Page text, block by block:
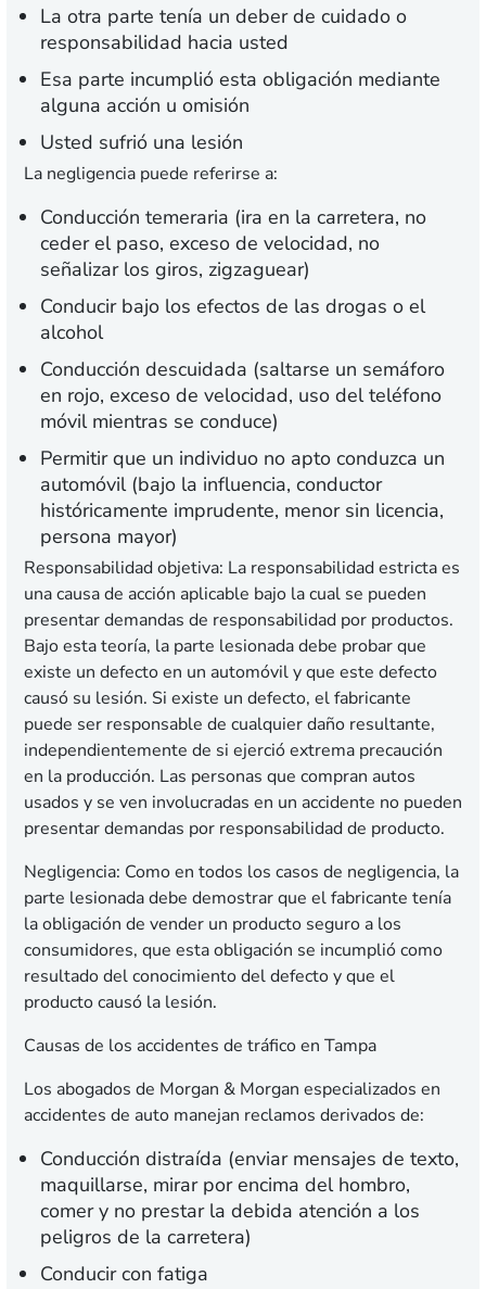
La otra parte tenía un deber de cuidado o
responsabilidad hacia usted
Esa parte incumplió esta obligación mediante
alguna acción u omisión
Usted sufrió una lesión
La negligencia puede referirse a:
Conducción temeraria (ira en la carretera, no
ceder el paso, exceso de velocidad, no
señalizar los giros, zigzaguear)
Conducir bajo los efectos de las drogas o el
alcohol
Conducción descuidada (saltarse un semáforo
en rojo, exceso de velocidad, uso del teléfono
móvil mientras se conduce)
Permitir que un individuo no apto conduzca un
automóvil (bajo la influencia, conductor
históricamente imprudente, menor sin licencia,
persona mayor)
Responsabilidad objetiva: La responsabilidad estricta es
una causa de acción aplicable bajo la cual se pueden
presentar demandas de responsabilidad por productos.
Bajo esta teoría, la parte lesionada debe probar que
existe un defecto en un automóvil y que este defecto
causó su lesión. Si existe un defecto, el fabricante
puede ser responsable de cualquier daño resultante,
independientemente de si ejerció extrema precaución
en la producción. Las personas que compran autos
usados y se ven involucradas en un accidente no pueden
presentar demandas por responsabilidad de producto.
Negligencia: Como en todos los casos de negligencia, la
parte lesionada debe demostrar que el fabricante tenía
la obligación de vender un producto seguro a los
consumidores, que esta obligación se incumplió como
resultado del conocimiento del defecto y que el
producto causó la lesión.
Causas de los accidentes de tráfico en Tampa
Los abogados de Morgan & Morgan especializados en
accidentes de auto manejan reclamos derivados de:
Conducción distraída (enviar mensajes de texto,
maquillarse, mirar por encima del hombro,
comer y no prestar la debida atención a los
peligros de la carretera)
Conducir con fatiga